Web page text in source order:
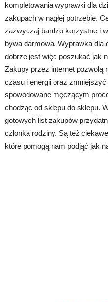
kompletowania wyprawki dla
zakupach w nagłej potrzebie.
zazwyczaj bardzo korzystne i
bywa darmowa. Wyprawka dla
dobrze jest więc poszukać jak
Zakupy przez internet pozwolą
czasu i energii oraz
spowodowane męczącym
chodząc od sklepu do sklepu.
gotowych list zakupów
członka rodziny. Są też
które pomogą nam podjąć jak